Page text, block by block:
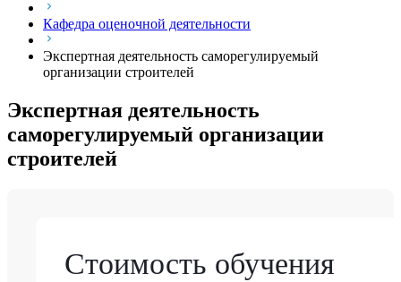
Кафедра оценочной деятельности
Экспертная деятельность саморегулируемый
организации строителей
Экспертная деятельность
саморегулируемый организации
строителей
Стоимость обучения